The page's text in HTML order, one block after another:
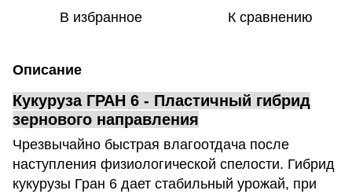
В избранное К сравнению
Описание
Кукуруза ГРАН 6 - Пластичный гибрид
зернового направления
Чрезвычайно быстрая влагоотдача после
наступления физиологической спелости. Гибрид
кукурузы Гран 6 дает стабильный урожай, при